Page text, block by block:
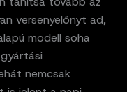
versenyelőnyt ad,
modell soha
nemcsak